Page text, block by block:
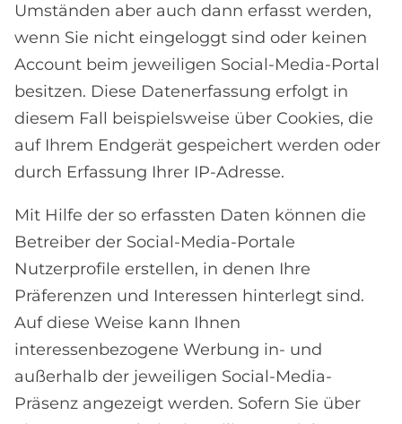
Umständen aber auch dann erfasst werden,
wenn Sie nicht eingeloggt sind oder keinen
Account beim jeweiligen Social-Media-Portal
besitzen. Diese Datenerfassung erfolgt in
diesem Fall beispielsweise über Cookies, die
auf Ihrem Endgerät gespeichert werden oder
durch Erfassung Ihrer IP-Adresse.
Mit Hilfe der so erfassten Daten können die
Betreiber der Social-Media-Portale
Nutzerprofile erstellen, in denen Ihre
Präferenzen und Interessen hinterlegt sind.
Auf diese Weise kann Ihnen
interessenbezogene Werbung in- und
außerhalb der jeweiligen Social-Media-
Präsenz angezeigt werden. Sofern Sie über